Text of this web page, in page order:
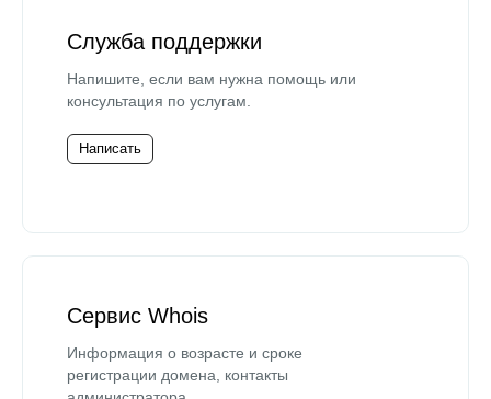
Служба поддержки
Напишите, если вам нужна помощь или
консультация по услугам.
Написать
Сервис Whois
Информация о возрасте и сроке
регистрации домена, контакты